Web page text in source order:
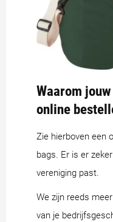
Waarom
online
Zie hierboven een
bags. Er is er
vereniging past.
We zijn reeds
van je